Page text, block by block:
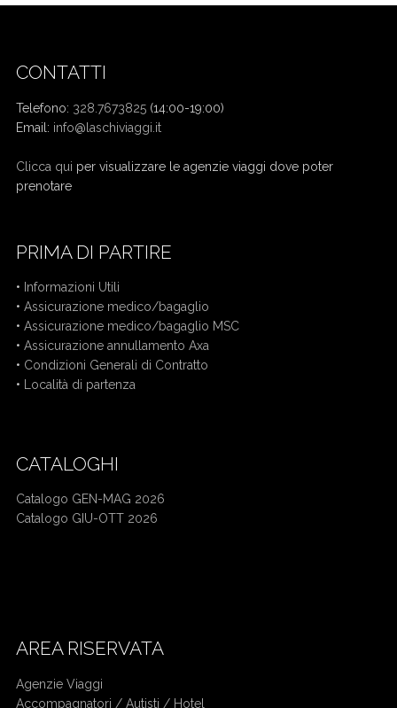
CONTATTI
Telefono: 328.7673825 (14:00-19:00)
Email: info@laschiviaggi.it
Clicca qui per visualizzare le agenzie viaggi dove poter
prenotare
PRIMA DI PARTIRE
• Informazioni Utili
• Assicurazione medico/bagaglio
• Assicurazione medico/bagaglio MSC
• Assicurazione annullamento Axa
• Condizioni Generali di Contratto
• Località di partenza
CATALOGHI
Catalogo GEN-MAG 2026
Catalogo GIU-OTT 2026
AREA RISERVATA
Agenzie Viaggi
Accompagnatori / Autisti / Hotel